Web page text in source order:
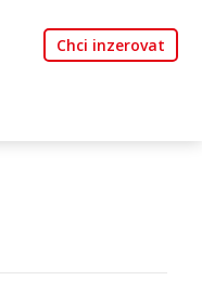
Chci inzerovat